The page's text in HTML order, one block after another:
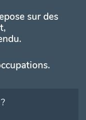
sur des